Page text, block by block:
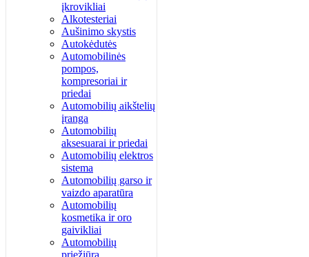
įkrovikliai
Alkotesteriai
Aušinimo skystis
Autokėdutės
Automobilinės
pompos,
kompresoriai ir
priedai
Automobilių aikštelių
įranga
Automobilių
aksesuarai ir priedai
Automobilių elektros
sistema
Automobilių garso ir
vaizdo aparatūra
Automobilių
kosmetika ir oro
gaivikliai
Automobilių
priežiūra